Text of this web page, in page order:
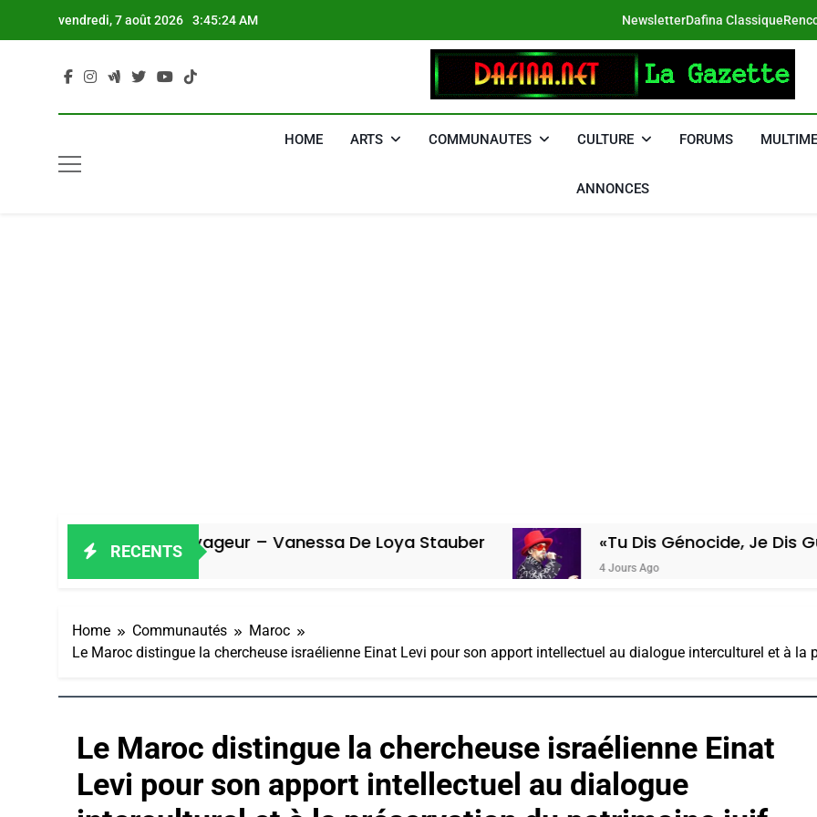
vendredi, 7 août 2026 3:45:25 AM NewsletterDafina Classique
DAFINA
HOME ARTS COMMUNAUTES CULTURE FORUMS
ANNONCES
RECENTS
Oeil Ravageur – Vanessa De Loya Stauber «Tu Dis Génocide, Je Dis Guerre»: La
4 Jours Ago
Home Communautés
Maroc
Le Maroc distingue la chercheuse israélienne Einat Levi pour son apport intellectuel au dialogue interculturel et à
Le Maroc distingue la chercheuse israélienne Einat
Levi pour son apport intellectuel au dialogue